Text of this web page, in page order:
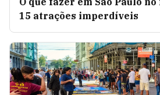
15 atrações imperdíveis